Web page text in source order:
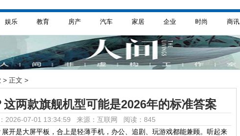
娱乐 教育 房产 汽车 家居 企业 时尚 商讯
> 正文 >
两款旗舰机型可能是2026年的标准答案
2026-07-01 13:34:59 来源：互联网 阅读：845
开是大屏平板，合上是轻薄手机，办公、追剧、玩游戏都能兼顾。听起来